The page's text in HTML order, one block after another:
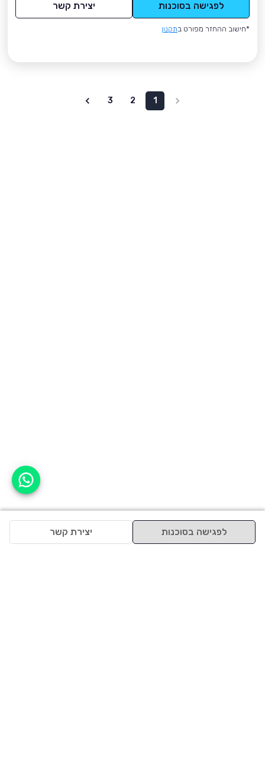
לפגישה בסוכנות יצירת קשר
*חישוב ההחזר מפורט בתקנון
1
2
3
לפגישה בסוכנות יצירת קשר
אפשר לעזור?